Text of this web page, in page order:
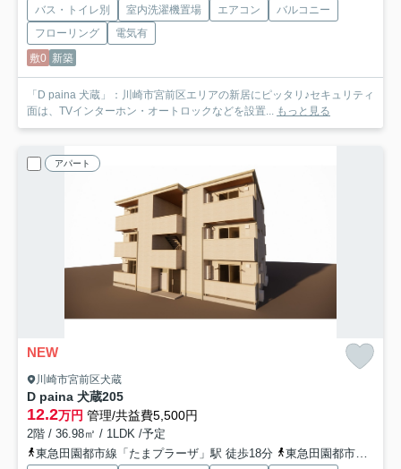
バス・トイレ別 室内洗濯機置場 エアコン
バルコニー
フローリング
電気有
敷0 新築
「D paina 犬蔵」：川崎市宮前区エリアの新居にピッタリ♪セキュリティ
面は、TVインターホン・オートロックなどを設置...
もっと見る
アパート
NEW
川崎市宮前区犬蔵
D paina 犬蔵205
12.2万円 管理/共益費5,500円
2階 / 36.98㎡ / 1LDK /予定
東急田園都市線「たまプラーザ」駅 徒歩18分
東急田園都市線「鷺沼」駅 徒歩25分